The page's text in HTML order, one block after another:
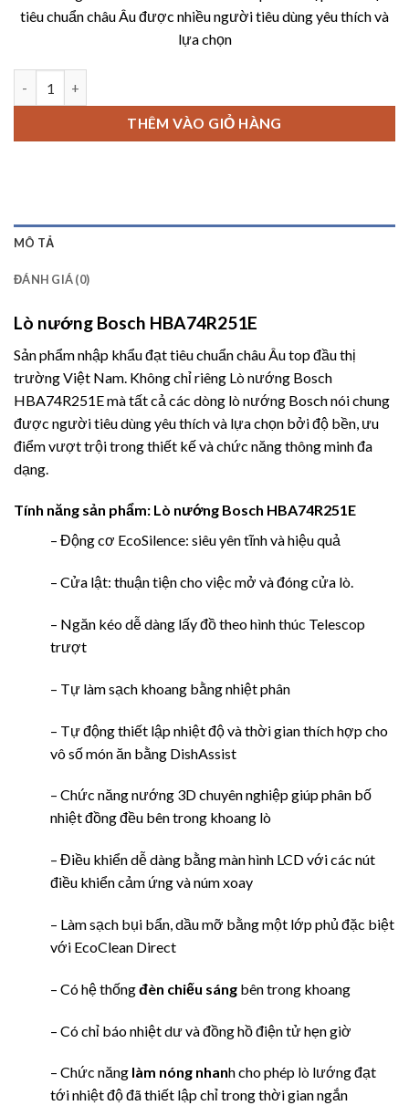
32,310,000 ₫.là:
tiêu chuẩn châu Âu được nhiều người tiêu dùng yêu thích và
lựa chọn
THÊM VÀO GIỎ HÀNG
MÔ TẢ
ĐÁNH GIÁ (0)
Lò nướng Bosch HBA74R251E
Sản phẩm nhập khẩu đạt tiêu chuẩn châu Âu top đầu thị
trường Việt Nam. Không chỉ riêng Lò nướng Bosch
HBA74R251Emà tất cả các dòng lò nướng Boschnói chung
được người tiêu dùng yêu thích và lựa chọn bởi độ bền, ưu
điểm vượt trội trong thiết kế và chức năng thông minh đa
dạng.
Tính năng sản phẩm: Lò nướng Bosch HBA74R251E
– Động cơ EcoSilence: siêu yên tĩnh và hiệu quả
– Cửa lật: thuận tiện cho việc mở và đóng cửa lò.
– Ngăn kéo dễ dàng lấy đồ theo hình thúc Telescop
trượt
– Tự làm sạch khoang bằng nhiệt phân
– Tự động thiết lập nhiệt độ và thời gian thích hợp cho
vô số món ăn bằng DishAssist
– Chức năng nướng 3D chuyên nghiệp giúp phân bố
nhiệt đồng đều bên trong khoang lò
– Điều khiển dễ dàng bằng màn hình LCD với các nút
điều khiển cảm ứng và núm xoay
– Làm sạch bụi bẩn, dầu mỡ bằng một lớp phủ đặc biệt
với EcoClean Direct
– Có hệ thốngđèn chiếu sáng bên trong khoang
– Có chỉ báo nhiệt dư và đồng hồ điện tử hẹn giờ
– Chức năng làm nóng nhanh cho phép lò lướng đạt
tới nhiệt độ đã thiết lập chỉ trong thời gian ngắn